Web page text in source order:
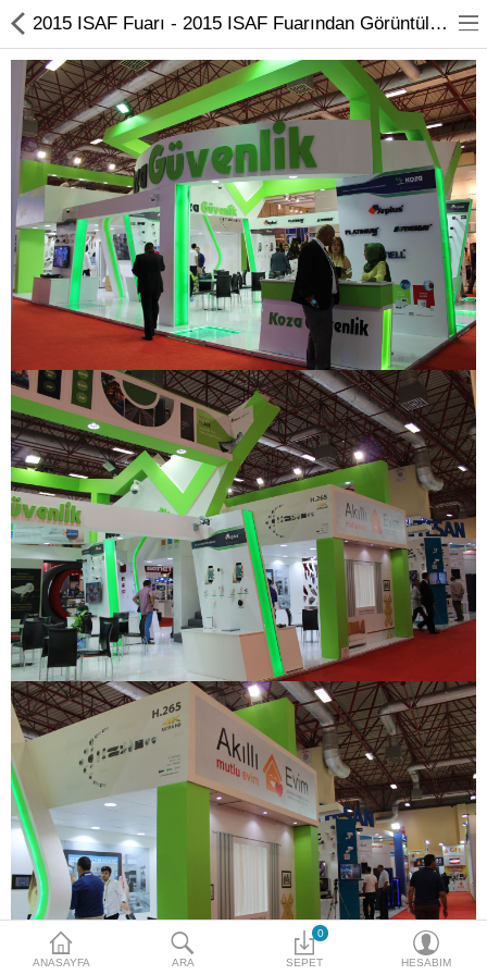
Kameralar
Kayıt Cihazları
Mobil Ürünler
Hırsız Alarm Sistemleri
Yangın Alarm Sistemleri
PDKS Sistemleri
Kapı Açma Sistemleri
Access Giriş Kontrol
Aksesuarlar
Plaka Tanıma Sistemi
Akıllı Ev Sistemleri
Ürün Güvenlik Sistemleri
Aksiyon Kameraları
Karşılaştır A. Listem (0)
$
Para Birimi
ANASAYFA ARA
0
SEPET HESABIM
2015 ISAF Fuarı - 2015 ISAF Fuarından Görüntüler Koza Güvenlik